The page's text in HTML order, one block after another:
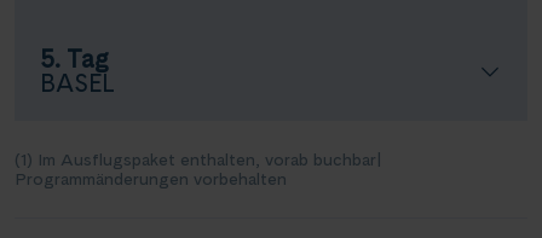
5. Tag
BASEL
(1) Im Ausflugspaket enthalten, vorab buchbar
Programmänderungen vorbehalten